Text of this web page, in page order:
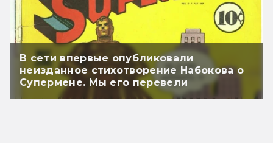
В сети впервые опубликовали
неизданное стихотворение Набокова о
Супермене. Мы его перевели